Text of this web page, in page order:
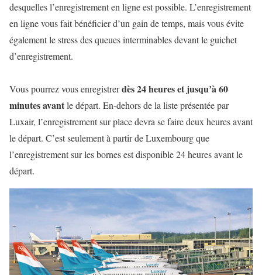
desquelles l’enregistrement en ligne est possible. L’enregistrement
en ligne vous fait bénéficier d’un gain de temps, mais vous évite
également le stress des queues interminables devant le guichet
d’enregistrement.
Vous pourrez vous enregistrerdès 24 heures et jusqu’à 60
minutes avantle départ. En-dehors de la liste présentée par
Luxair, l’enregistrement sur place devra se faire deux heures avant
le départ. C’est seulement à partir de Luxembourg que
l’enregistrement sur les bornes est disponible 24 heures avant le
départ.